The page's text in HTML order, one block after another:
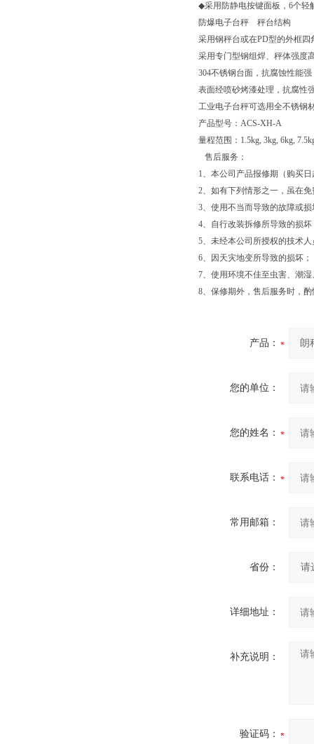
◆采用防静电按键面板，6个轻
防爆电子台秤 秤台结构
采用钢秤台或在PD型的外框四
采用专门型钢组焊、秤体强度
304不锈钢台面，抗腐蚀性能强
表面经喷砂烤漆处理，抗腐性
工业电子台秤可选用全不锈钢
产品型号：ACS-XH-A
量程范围：1.5kg, 3kg, 6kg,
售后服务：
1、本公司产品报修期（购买
2、如有下列情形之一，虽在
3、使用不当而导致的故障或损
4、自行改装拆修所导致的损坏
5、未经本公司所授权的技术
6、因天灾地变所导致的损坏；
7、使用环境不佳至虫害、潮
8、保修期外，售后服务时，
产品：
您的单位：
您的姓名：
联系电话：
常用邮箱：
省份：
详细地址：
补充说明：
验证码：